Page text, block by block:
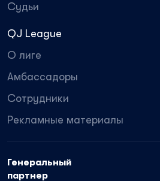
Судьи
QJ League
О лиге
Амбассадоры
Сотрудники
Рекламные материалы
Генеральный
партнер